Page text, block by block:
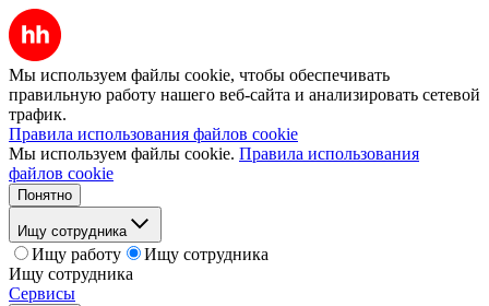
Мы используем файлы cookie, чтобы обеспечивать
правильную работу нашего веб-сайта и анализировать сетевой
трафик.
Правила использования файлов cookie
Мы используем файлы cookie. Правила использования
файлов cookie
Понятно
Ищу сотрудника
Ищу работу
Ищу сотрудника
Ищу сотрудника
Сервисы